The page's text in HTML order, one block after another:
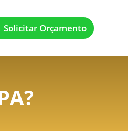
Solicitar Orçamento
?